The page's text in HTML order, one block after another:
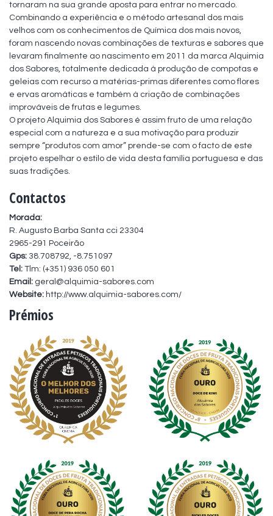
tornaram na sua grande aposta para entrar no mercado.
Combinando a experiência e o método artesanal dos mais
velhos com os conhecimentos de Química dos mais novos,
foram nascendo novas combinações de texturas e sabores que
levaram finalmente ao nascimento em 2011 da marca Alquimia
dos Sabores, totalmente dedicada à produção de compotas e
geleias com recurso a matérias-primas diferentes como flores
e ervas aromáticas e também à criação de combinações
improváveis de frutas e legumes.
O projeto Alquimia dos Sabores é assim fruto de uma relação
especial com a natureza e a sua motivação para produzir
sempre “produtos com amor” prende-se com o facto de este
projeto espelhar o estilo de vida desta família portuguesa e das
suas tradições.
Contactos
Morada:
R. Augusto Barba Santa cci 23304
2965-291 Poceirão
Gps: 38.708792, -8.751097
Tel: Tlm: (+351) 936 050 601
Email: geral@alquimia-sabores.com
Website: http://www.alquimia-sabores.com/
Prémios